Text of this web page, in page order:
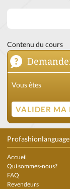
Contenu du cours
Vous êtes
Profashionlanguage
Accueil
Qui sommes-nous?
FAQ
Revendeurs